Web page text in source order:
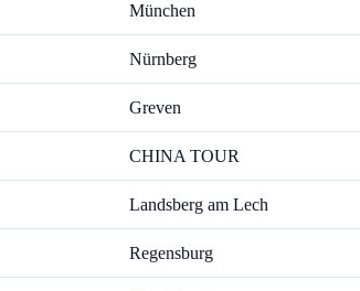
München
Nürnberg
Greven
CHINA TOUR
Landsberg am Lech
Regensburg